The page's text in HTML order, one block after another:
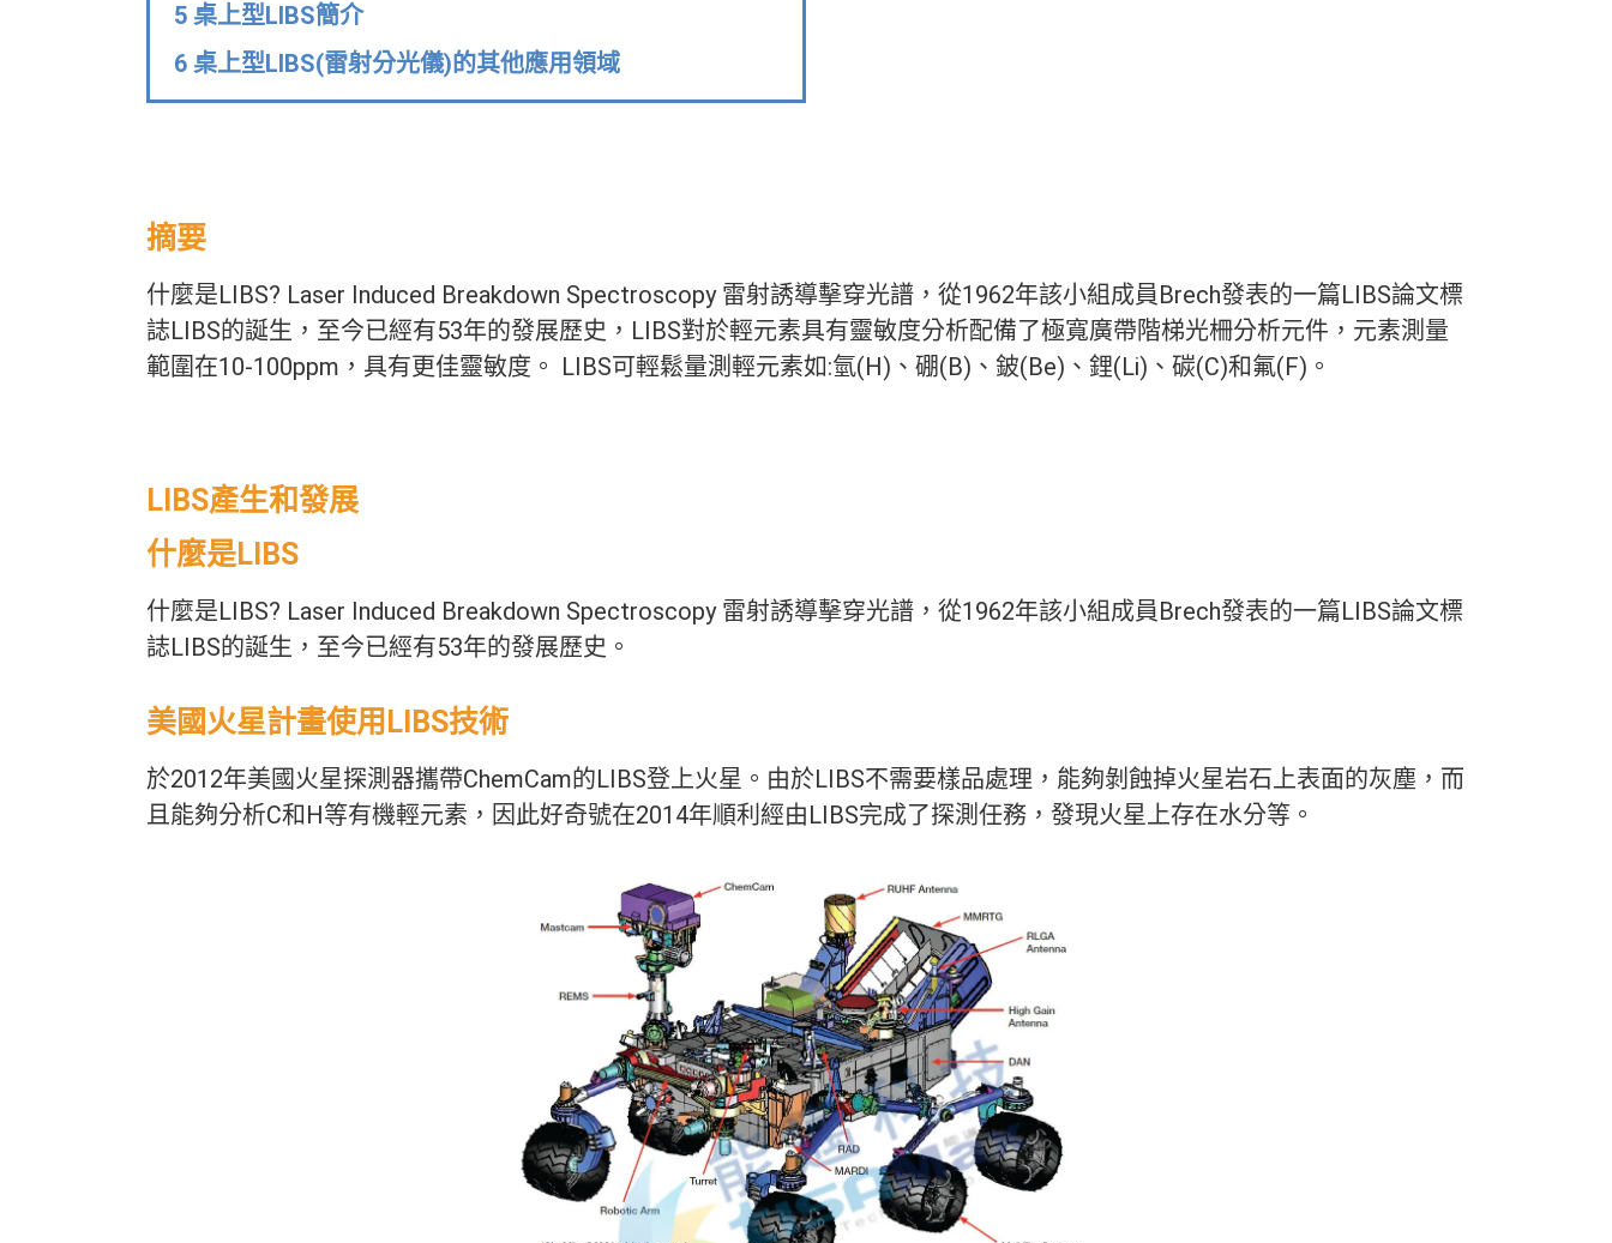
5 桌上型LIBS簡介
6 桌上型LIBS(雷射分光儀)的其他應用領域
摘要
什麼是LIBS? Laser Induced Breakdown Spectroscopy 雷射誘導擊穿光譜，從1962年該小組成員Brech發表的一篇LIBS論文標
誌LIBS的誕生，至今已經有53年的發展歷史，LIBS對於輕元素具有靈敏度分析配備了極寬廣帶階梯光柵分析元件，元素測量
範圍在10-100ppm，具有更佳靈敏度。 LIBS可輕鬆量測輕元素如:氫(H)、硼(B)、鈹(Be)、鋰(Li)、碳(C)和氟(F)。
LIBS產生和發展
什麼是LIBS
什麼是LIBS? Laser Induced Breakdown Spectroscopy 雷射誘導擊穿光譜，從1962年該小組成員Brech發表的一篇LIBS論文標
誌LIBS的誕生，至今已經有53年的發展歷史。
美國火星計畫使用LIBS技術
於2012年美國火星探測器攜帶ChemCam的LIBS登上火星。由於LIBS不需要樣品處理，能夠剝蝕掉火星岩石上表面的灰塵，而
且能夠分析C和H等有機輕元素，因此好奇號在2014年順利經由LIBS完成了探測任務，發現火星上存在水分等。